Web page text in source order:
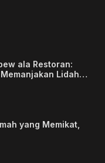
ala Restoran:
Lidah
yang Memikat,